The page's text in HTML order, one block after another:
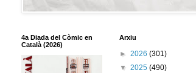
4a Diada del Còmic en
Català (2026)
Arxiu
► 2026 (301)
▼ 2025 (490)